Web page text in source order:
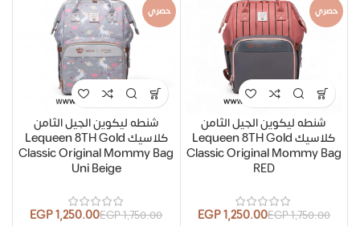
حصري
شنطه ليكوين الجيل الثامن
كلاسيك Lequeen 8TH Gold
Classic Original Mommy Bag
RED
1,750.00
EGP
1,250.00
EGP
حصري
شنطه ليكوين الجيل الثامن
كلاسيك Lequeen 8TH Gold
Classic Original Mommy Bag
Uni Beige
1,750.00
EGP
1,250.00
EGP